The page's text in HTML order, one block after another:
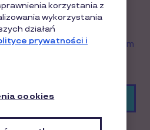
firmy to przede
Dlatego warto
i podziękować pracownikom
trud i poświęcenie.
już teraz!
korzystania z
wykorzystania
działań
prywatności i
cookies